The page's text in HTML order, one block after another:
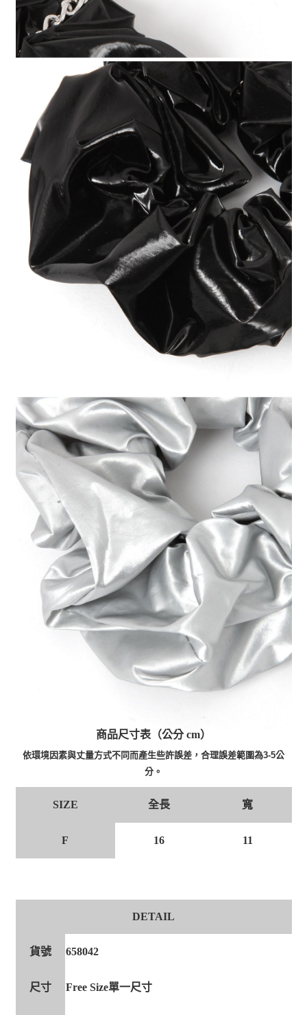
商品尺寸表（公分 cm）
依環境因素與丈量方式不同而產生些許誤差，合理誤差範圍為3-5公
分。
SIZE 全長 寬
F 16 11
DETAIL
貨號 658042
尺寸 Free Size單一尺寸